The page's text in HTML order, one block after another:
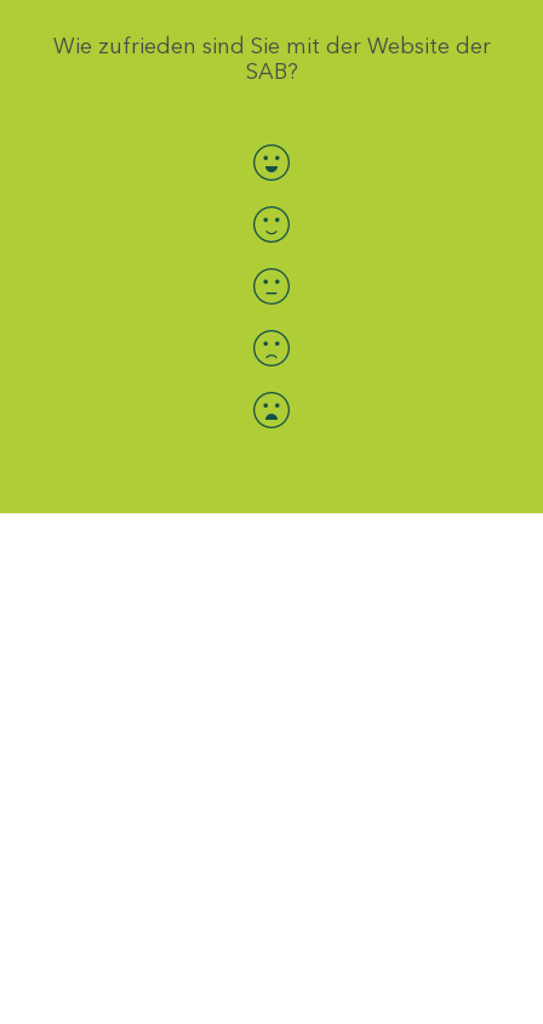
Wie zufrieden sind Sie mit der Website der
SAB?
Bewertung auswählen